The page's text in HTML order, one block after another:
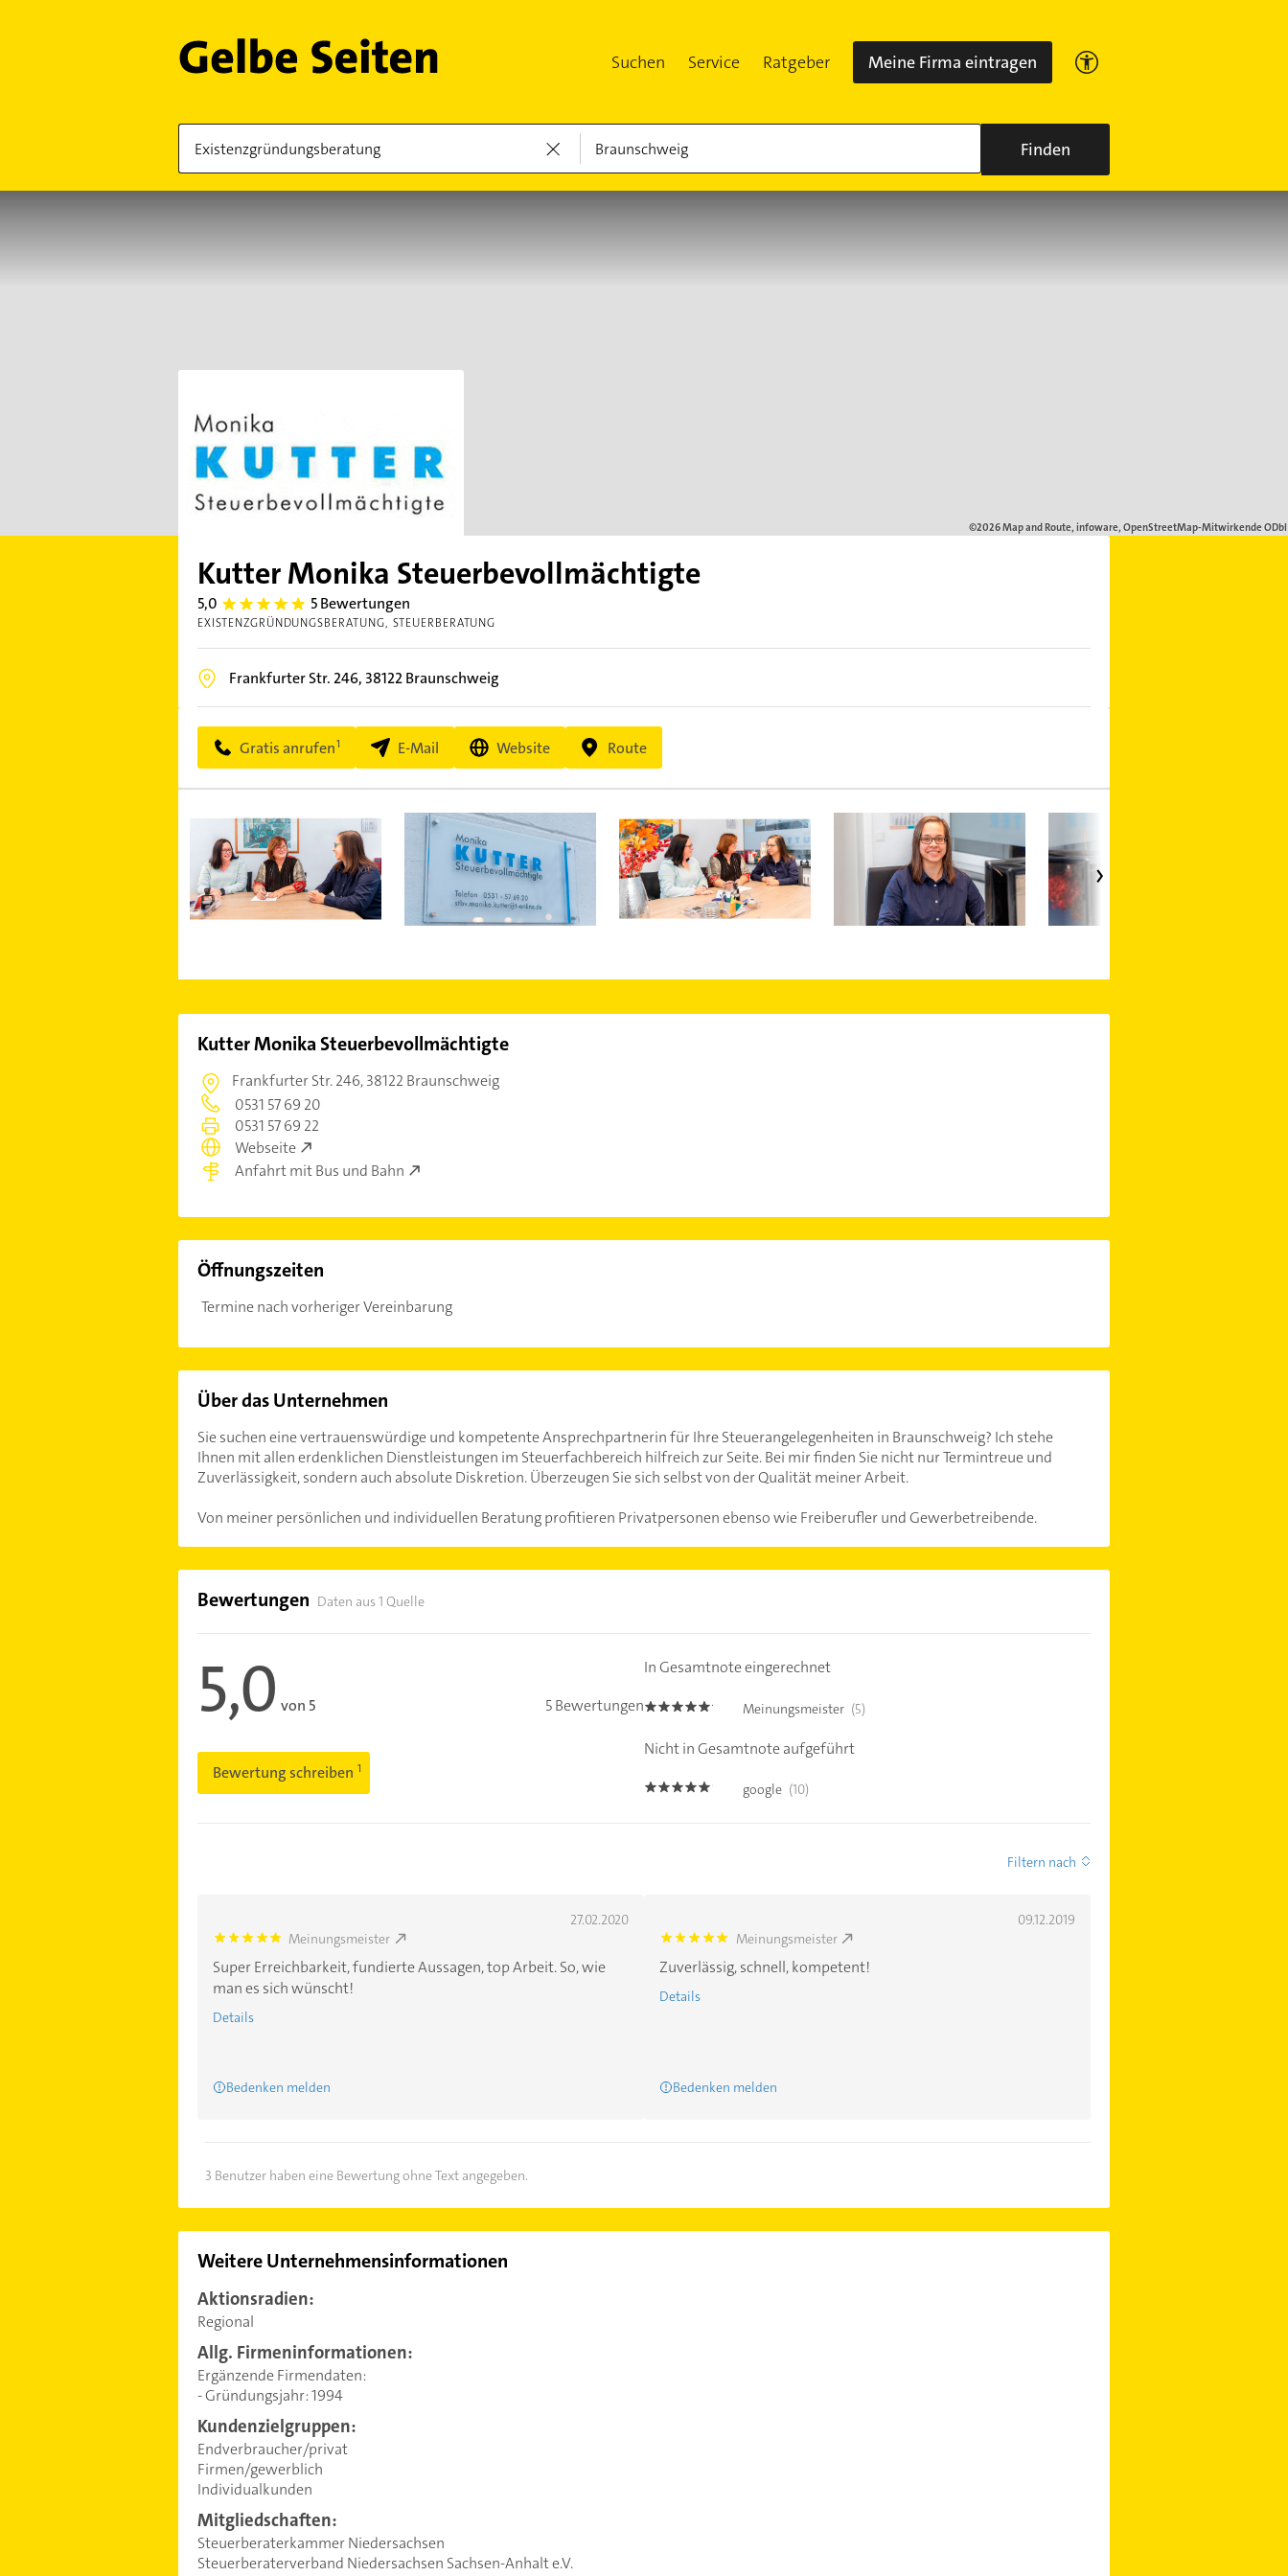
Suchen Service Ratgeber Meine Firma eintragen
Finden
Kutter Monika Steuerbevollmächtigte
5,0 5.0 5 Bewertungen
EXISTENZGRÜNDUNGSBERATUNG STEUERBERATUNG
Frankfurter Str. 246, 38122Braunschweig
Gratis anrufen E-Mail Website Route
Kutter Monika Steuerbevollmächtigte
Frankfurter Str. 246,38122 Braunschweig
0531 57 69 20
0531 57 69 22
Webseite
Anfahrt mit Bus und Bahn
Öffnungszeiten
Termine nach vorheriger Vereinbarung
Über das Unternehmen
Sie suchen eine vertrauenswürdige und kompetente Ansprechpartnerin für Ihre Steuerangelegenheiten in Braunschweig? Ich stehe
Ihnen mit allen erdenklichen Dienstleistungen im Steuerfachbereich hilfreich zur Seite. Bei mir finden Sie nicht nur Termintreue und
Zuverlässigkeit, sondern auch absolute Diskretion. Überzeugen Sie sich selbst von der Qualität meiner Arbeit.
Von meiner persönlichen und individuellen Beratung profitieren Privatpersonen ebenso wie Freiberufler und Gewerbetreibende.
Bewertungen Daten aus 1 Quelle
5,0 von 5 5 Bewertungen
Bewertung schreiben
In Gesamtnote eingerechnet
5.0 Meinungsmeister (5)
Nicht in Gesamtnote aufgeführt
4.9 google (10)
Filtern nach
27.02.2020
5.0 Meinungsmeister
Super Erreichbarkeit, fundierte Aussagen, top Arbeit. So, wie
man es sich wünscht!
Details
Bedenken melden
09.12.2019
5.0 Meinungsmeister
Zuverlässig, schnell, kompetent!
Details
Bedenken melden
3 Benutzer haben eine Bewertung ohne Text angegeben.
Weitere Unternehmensinformationen
Aktionsradien:
Regional
Allg. Firmeninformationen:
Ergänzende Firmendaten:
- Gründungsjahr: 1994
Kundenzielgruppen:
Endverbraucher/privat
Firmen/gewerblich
Individualkunden
Mitgliedschaften:
Steuerberaterkammer Niedersachsen
Steuerberaterverband Niedersachsen Sachsen-Anhalt e.V.